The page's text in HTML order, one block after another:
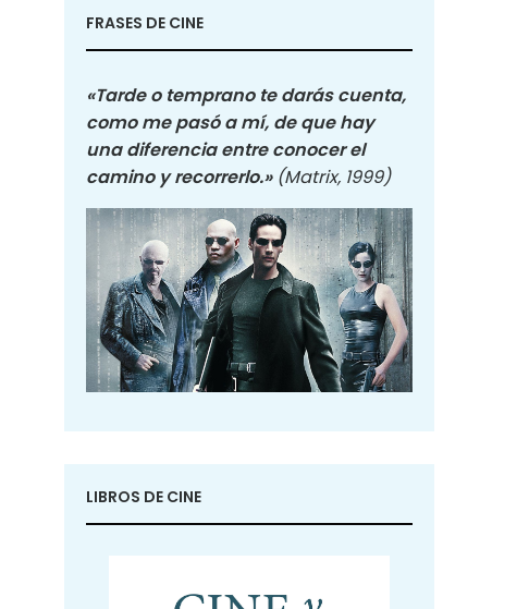
FRASES DE CINE
«Tarde o temprano te darás cuenta,
como me pasó a mí, de que hay
una diferencia entre conocer el
camino y recorrerlo.» (Matrix, 1999)
LIBROS DE CINE